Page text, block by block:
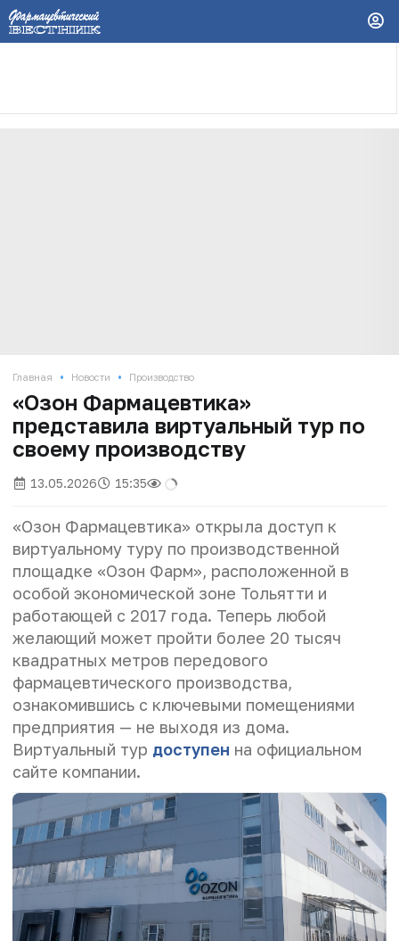
Главная • Новости • Производство
«Озон Фармацевтика»
представила виртуальный тур по
своему производству
13.05.2026 15:35
«Озон Фармацевтика» открыла доступ к
виртуальному туру по производственной
площадке «Озон Фарм», расположенной в
особой экономической зоне Тольятти и
работающей с 2017 года. Теперь любой
желающий может пройти более 20 тысяч
квадратных метров передового
фармацевтического производства,
ознакомившись с ключевыми помещениями
предприятия — не выходя из дома.
Виртуальный тур доступен на официальном
сайте компании.